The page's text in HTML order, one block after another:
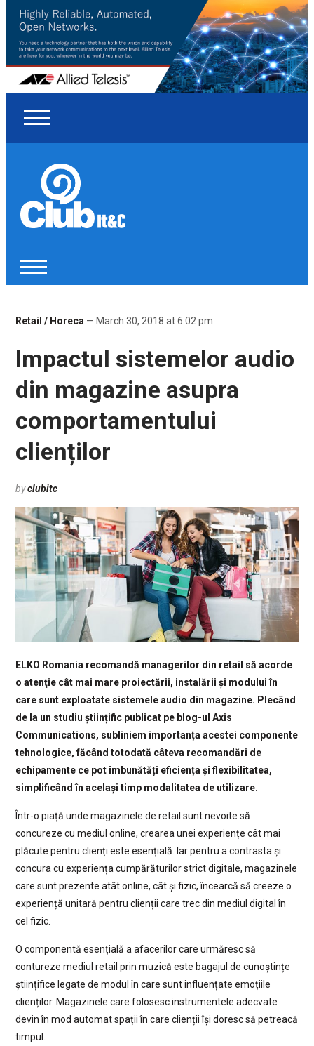
Retail / Horeca— March 30, 2018 at 6:02 pm
Impactul sistemelor audio
din magazine asupra
comportamentului
clienților
byclubitc
ELKO Romania recomandă managerilor din retail să acorde
o atenţie cât mai mare proiectării, instalării și modului în
care sunt exploatate sistemele audio din magazine. Plecând
de la un studiu științific publicat pe blog-ul Axis
Communications, subliniem importanța acestei componente
tehnologice, făcând totodată câteva recomandări de
echipamente ce pot îmbunătăți eficiența și flexibilitatea,
simplificând în același timp modalitatea de utilizare.
Într-o piață unde magazinele de retail sunt nevoite să
concureze cu mediul online, crearea unei experiențe cât mai
plăcute pentru clienți este esențială. Iar pentru a contrasta și
concura cu experiența cumpărăturilor strict digitale, magazinele
care sunt prezente atât online, cât și fizic, încearcă să creeze o
experiență unitară pentru clienții care trec din mediul digital în
cel fizic.
O componentă esențială a afacerilor care urmăresc să
contureze mediul retail prin muzică este bagajul de cunoștințe
științifice legate de modul în care sunt influențate emoțiile
clienților. Magazinele care folosesc instrumentele adecvate
devin în mod automat spații în care clienții își doresc să petreacă
timpul.